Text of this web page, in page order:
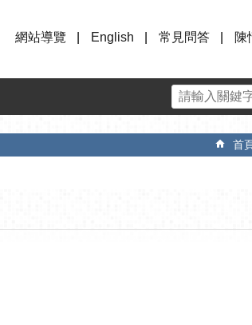
網站導覽
English 常見問答 陳
首